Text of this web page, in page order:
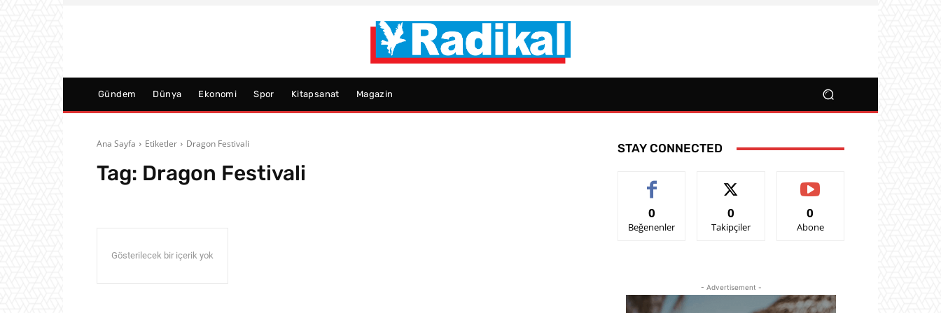
Gündem Dünya Ekonomi Spor Kitapsanat Magazin
Ana Sayfa Etiketler Dragon Festivali
Tag: Dragon Festivali
Gösterilecek bir içerik yok
STAY CONNECTED
0
Beğenenler
0
Takipçiler
0
Abone
- Advertisement -